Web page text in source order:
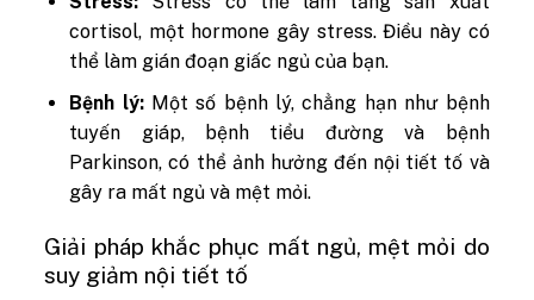
cortisol, một hormone gây stress. Điều này có
thể làm gián đoạn giấc ngủ của bạn.
Bệnh lý: Một số bệnh lý, chẳng hạn như bệnh
tuyến giáp, bệnh tiểu đường và bệnh
Parkinson, có thể ảnh hưởng đến nội tiết tố và
gây ra mất ngủ và mệt mỏi.
Giải pháp khắc phục mất ngủ, mệt mỏi do
suy giảm nội tiết tố